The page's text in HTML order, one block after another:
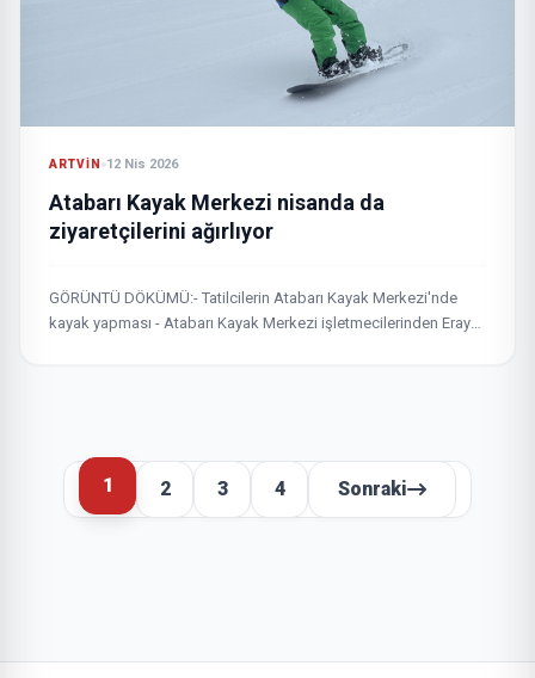
ARTVIN 12 Nis 2026
Atabarı Kayak Merkezi nisanda da
ziyaretçilerini ağırlıyor
GÖRÜNTÜ DÖKÜMÜ:- Tatilcilerin Atabarı Kayak Merkezi'nde
kayak yapması - Atabarı Kayak Merkezi işletmecilerinden Eray
1 2 3 4 Sonraki